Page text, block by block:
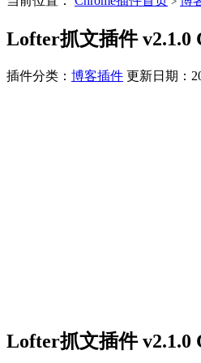
Lofter抓文插件 v2.1.0
插件分类： 博客插件 更新日期：
Lofter抓文插件 v2.1.0